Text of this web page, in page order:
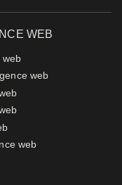
WEB
web
web
web